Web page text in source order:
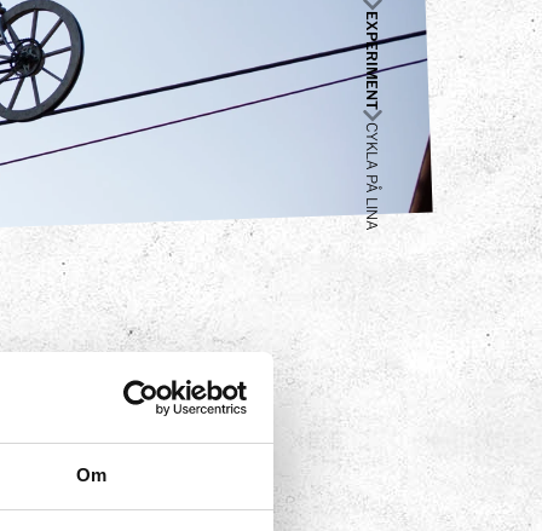
Om
EXPERIMENT
CYKLA PÅ LINA
ett säkert